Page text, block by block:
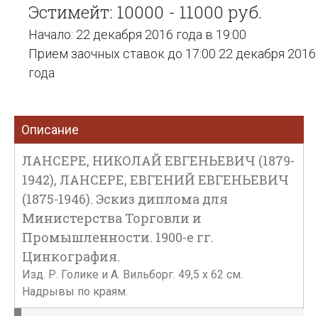
Эстимейт: 10000 - 11000 руб.
Начало: 22 декабря 2016 года в 19:00
Прием заочных ставок до 17:00 22 декабря 2016
года
Описание
ЛАНСЕРЕ, НИКОЛАЙ ЕВГЕНЬЕВИЧ (1879-
1942), ЛАНСЕРЕ, ЕВГЕНИЙ ЕВГЕНЬЕВИЧ
(1875-1946). Эскиз диплома для
Министерства Торговли и
Промышленности. 1900-е гг.
Цинкография.
Изд. Р. Голике и А. Вильборг. 49,5 х 62 см.
Надрывы по краям.